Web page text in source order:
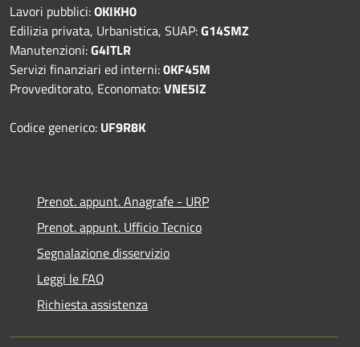
Lavori pubblici:OKIKH0
Edilizia privata, Urbanistica, SUAP:G14SMZ
Manutenzioni:G4ITLR
Servizi finanziari ed interni:0KF45M
Provveditorato, Economato:VNE5IZ
Codice generico: UF9R8K
Prenot. appunt. Anagrafe - URP
Prenot. appunt. Ufficio Tecnico
Segnalazione disservizio
Leggi le FAQ
Richiesta assistenza